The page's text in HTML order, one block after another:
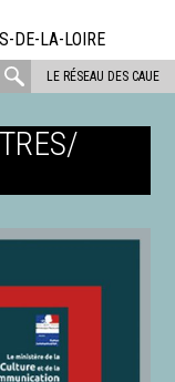
DE-LA-LOIRE
LE RÉSEAU DES CAUE
rechercher
: